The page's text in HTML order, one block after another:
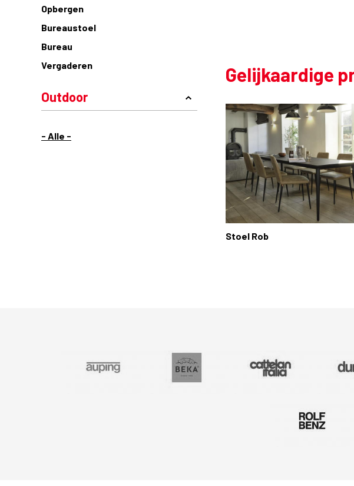
- Alle -
Opbergen
Bureaustoel
Bureau
Vergaderen
Outdoor
Gelijkaardige
Stoel Rob